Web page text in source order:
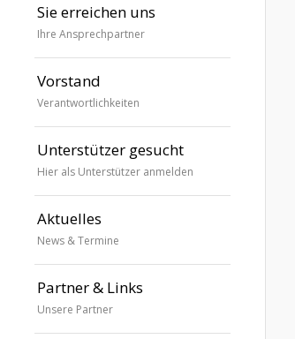
Sie erreichen uns
Ihre Ansprechpartner
Vorstand
Verantwortlichkeiten
Unterstützer gesucht
Hier als Unterstützer anmelden
Aktuelles
News & Termine
Partner & Links
Unsere Partner